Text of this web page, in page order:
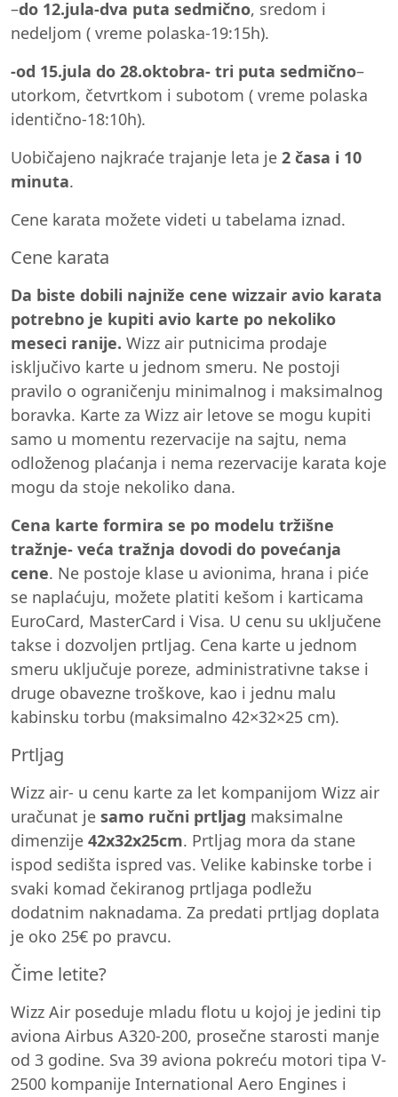
–do 12.jula-dva puta sedmično, sredom i
nedeljom ( vreme polaska-19:15h).
-od 15.jula do 28.oktobra- tri puta sedmično–
utorkom, četvrtkom i subotom ( vreme polaska
identično-18:10h).
Uobičajeno najkraće trajanje leta je 2 časa i 10
minuta.
Cene karata možete videti u tabelama iznad.
Cene karata
Da biste dobili najniže cene wizzair avio karata
potrebno je kupiti avio karte po nekoliko
meseci ranije. Wizz air putnicima prodaje
isključivo karte u jednom smeru. Ne postoji
pravilo o ograničenju minimalnog i maksimalnog
boravka. Karte za Wizz air letove se mogu kupiti
samo u momentu rezervacije na sajtu, nema
odloženog plaćanja i nema rezervacije karata koje
mogu da stoje nekoliko dana.
Cena karte formira se po modelu tržišne
tražnje- veća tražnja dovodi do povećanja
cene. Ne postoje klase u avionima, hrana i piće
se naplaćuju, možete platiti kešom i karticama
EuroCard, MasterCard i Visa. U cenu su uključene
takse i dozvoljen prtljag. Cena karte u jednom
smeru uključuje poreze, administrativne takse i
druge obavezne troškove, kao i jednu malu
kabinsku torbu (maksimalno 42×32×25 cm).
Prtljag
Wizz air- u cenu karte za let kompanijom Wizz air
uračunat je samo ručni prtljag maksimalne
dimenzije 42x32x25cm. Prtljag mora da stane
ispod sedišta ispred vas. Velike kabinske torbe i
svaki komad čekiranog prtljaga podležu
dodatnim naknadama. Za predati prtljag doplata
je oko 25€ po pravcu.
Čime letite?
Wizz Air poseduje mladu flotu u kojoj je jedini tip
aviona Airbus A320-200, prosečne starosti manje
od 3 godine. Sva 39 aviona pokreću motori tipa V-
2500 kompanije International Aero Engines i